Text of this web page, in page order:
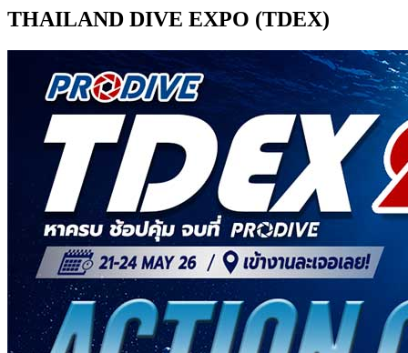
THAILAND DIVE EXPO (TDEX)